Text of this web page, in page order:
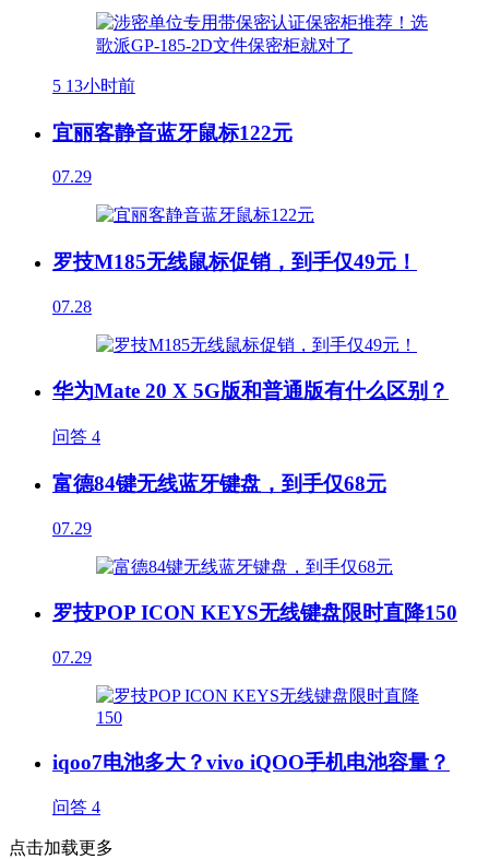
5 13小时前
宜丽客静音蓝牙鼠标122元
07.29
罗技M185无线鼠标促销，到手仅49元！
07.28
华为Mate 20 X 5G版和普通版有什么区别？
问答 4
富德84键无线蓝牙键盘，到手仅68元
07.29
罗技POP ICON KEYS无线键盘限时直降150
07.29
iqoo7电池多大？vivo iQOO手机电池容量？
问答 4
点击加载更多